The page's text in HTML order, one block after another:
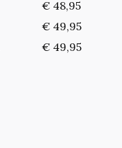
€ 48,95
€ 49,95
€ 49,95